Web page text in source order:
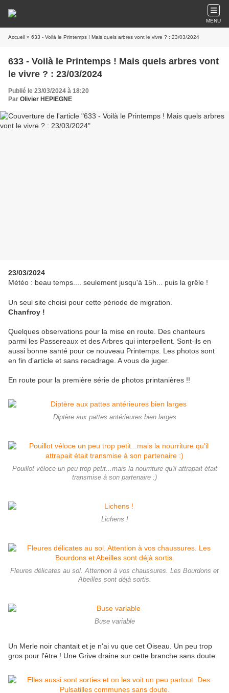
MENU
Accueil » 633 - Voilà le Printemps ! Mais quels arbres vont le vivre ? : 23/03/2024
633 - Voilà le Printemps ! Mais quels arbres vont
le vivre ? : 23/03/2024
Publié le 23/03/2024 à 18:20
Par Olivier HEPIEGNE
23/03/2024
Météo : beau temps.... seulement jusqu'à 15h... puis la grêle !
Un seul site choisi pour cette période de migration.
Chanfroy !
Quelques observations pour la mise en route. Des chanteurs
parmi les Passereaux et des Arbres qui interpellent. Sont-ils en
aussi bonne santé pour ce nouveau Printemps. Les photos sont
en fin d'article et sans recadrage. A vous de juger.
En route pour la première série de photos printanières !!
Diptère aux pattes antérieures bien larges
Pouillot véloce un peu trop petit...mais la nourriture qu'il attrapait était
transmise à son partenaire :)
Lichens !
Fleures délicates au sol. Attention à vos chaussures. Les Bourdons et
Abeilles sont déjà sortis.
Buse variable
Un Merle noir chantait et je n'ai vu que cet Oiseau. Un peu trop
gros pour l'être ! Une Grive draine sur cette branche sans doute.